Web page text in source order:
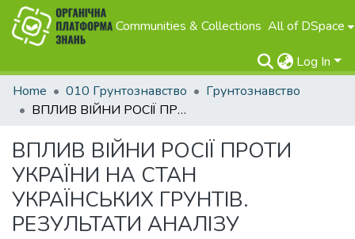
Communities & Collections All of DSpace
Log In
Home
010 Грунтознавство
Грунтознавство
ВПЛИВ ВІЙНИ РОСІЇ ПРОТИ УКРАЇНИ НА СТАН УКРАЇНСЬКИХ ГРУНТІВ. РЕЗУЛЬТАТИ АНАЛІЗУ
ВПЛИВ ВІЙНИ РОСІЇ ПРОТИ
УКРАЇНИ НА СТАН
УКРАЇНСЬКИХ ГРУНТІВ.
РЕЗУЛЬТАТИ АНАЛІЗУ